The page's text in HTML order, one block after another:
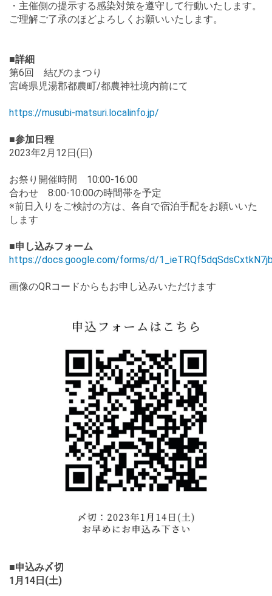
・主催側の提示する感染対策を遵守して行動いたします。
ご理解ご了承のほどよろしくお願いいたします。
■詳細
第6回 結びのまつり
宮崎県児湯郡都農町/都農神社境内前にて
https://musubi-matsuri.localinfo.jp/
■参加日程
2023年2月12日(日)
お祭り開催時間 10:00-16:00
合わせ 8:00-10:00の時間帯を予定
※前日入りをご検討の方は、各自で宿泊手配をお願いいた
します
■申し込みフォーム
https://docs.google.com/forms/d/
画像のQRコードからもお申し込みいただけます
■申込み〆切
1月14日(土)